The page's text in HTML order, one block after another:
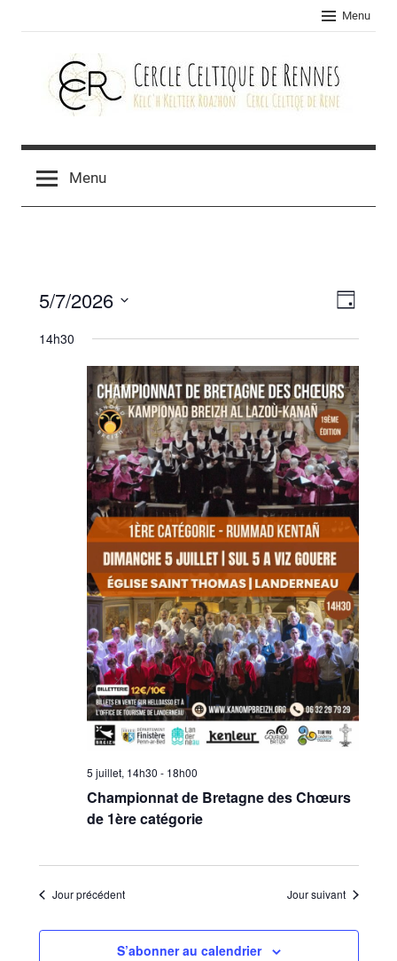
Menu
Cercle
celtique
Menu
par
Jour
5/7/2026
14h30
5 juillet, 14h30 - 18h00
Championnat de Bretagne des Chœurs
de 1ère catégorie
Jour précédent Jour suivant
S’abonner au calendrier